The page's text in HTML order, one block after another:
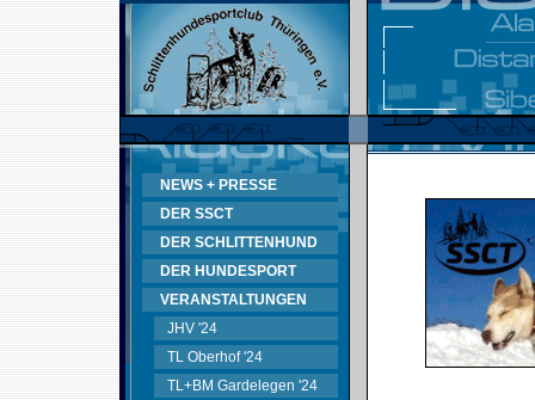
NEWS + PRESSE
DER SSCT
DER SCHLITTENHUND
DER HUNDESPORT
VERANSTALTUNGEN
JHV '24
TL Oberhof '24
TL+BM Gardelegen '24